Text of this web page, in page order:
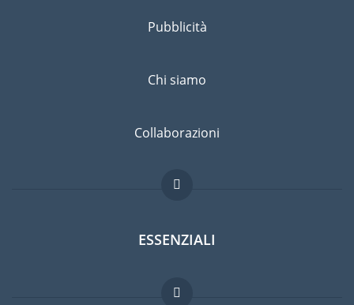
Pubblicità
Chi siamo
Collaborazioni
ESSENZIALI
Forum per expat